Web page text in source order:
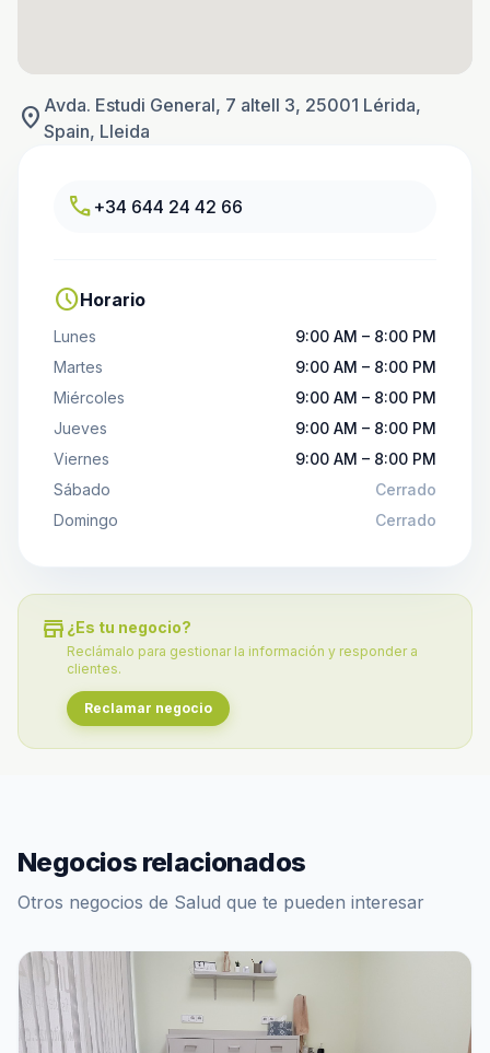
location_on Avda. Estudi General, 7 altell 3, 25001 Lérida,
Spain, Lleida
call +34 644 24 42 66
scheduleHorario
Lunes
9:00 AM – 8:00 PM
Martes
9:00 AM – 8:00 PM
Miércoles
9:00 AM – 8:00 PM
Jueves
9:00 AM – 8:00 PM
Viernes
9:00 AM – 8:00 PM
Sábado
Cerrado
Domingo
Cerrado
store ¿Es tu negocio?
Reclámalo para gestionar la información y responder a
clientes.
Reclamar negocio
Negocios relacionados
Otros negocios de Salud que te pueden interesar